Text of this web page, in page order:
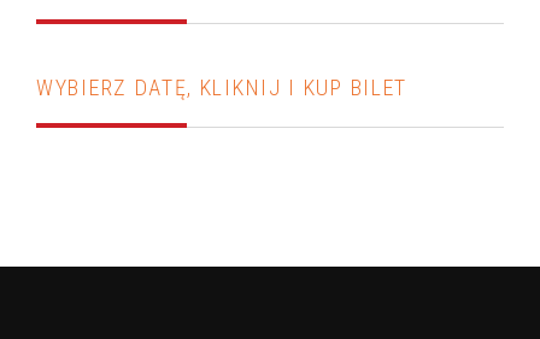
WYBIERZ DATĘ, KLIKNIJ I KUP BILET